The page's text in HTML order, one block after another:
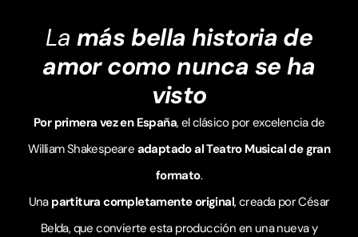
La más bella historia de
amor como nunca se ha
visto
Por primera vez en España, el clásico por excelencia de
William Shakespeare adaptado al Teatro Musical de gran
formato.
Una partitura completamente original, creada por César
Belda, que convierte esta producción en una nueva y